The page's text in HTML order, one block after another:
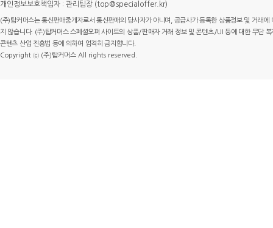
개인정보보호책임자 : 관리팀장 (top@specialoffer.kr)
(주)탑커머스는 통신판매중개자로서 통신판매의 당사자가 아니며, 공급사가 등록한 상품정보 및 거래
지 않습니다. (주)탑커머스 스페셜오퍼 사이트의 상품/판매자 거래 정보 및 콘텐츠/UI 등에 대한 무단
콘텐츠 산업 진흥법 등에 의하여 엄격히 금지합니다.
Copyright ⓒ (주)탑커머스 All rights reserved.